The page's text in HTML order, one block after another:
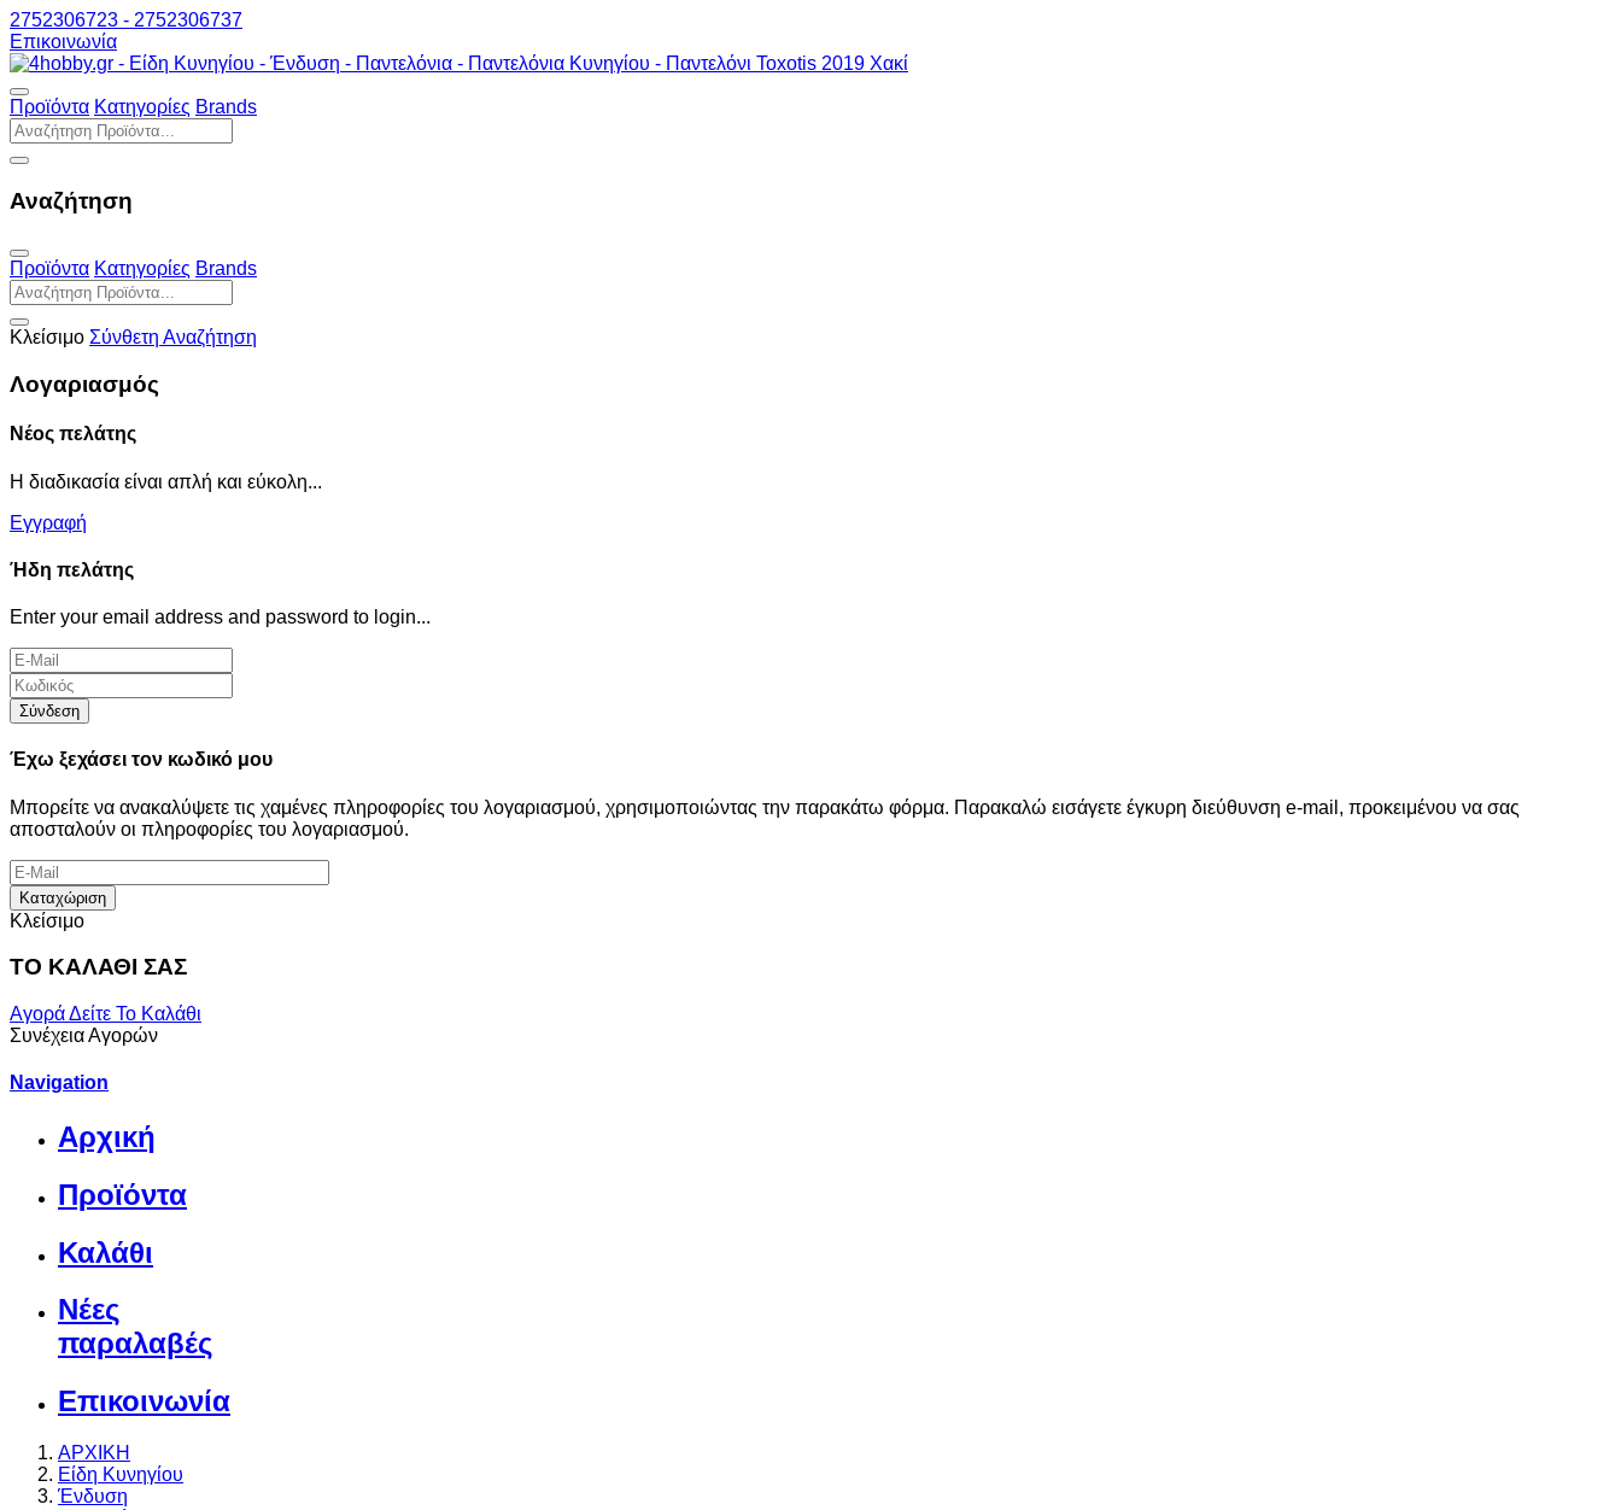
2752306723 - 2752306737
Επικοινωνία
Προϊόντα Κατηγορίες Brands
Αναζήτηση
Προϊόντα Κατηγορίες Brands
Κλείσιμο Σύνθετη Αναζήτηση
Λογαριασμός
Νέος πελάτης
Η διαδικασία είναι απλή και εύκολη...
Εγγραφή
Ήδη πελάτης
Enter your email address and password to login...
Σύνδεση
Έχω ξεχάσει τον κωδικό μου
Μπορείτε να ανακαλύψετε τις χαμένες πληροφορίες του λογαριασμού, χρησιμοποιώντας την παρακάτω φόρμα. Παρακαλώ εισάγετε έγκυρη διεύθυνση e-mail, προκειμένου να σας
αποσταλούν οι πληροφορίες του λογαριασμού.
Καταχώριση
Κλείσιμο
ΤΟ ΚΑΛΑΘΙ ΣΑΣ
ΑγοράΔείτε Το Καλάθι
Συνέχεια Αγορών
Navigation
Αρχική
Προϊόντα
Καλάθι
Νέες
παραλαβές
Επικοινωνία
ΑΡΧΙΚΗ
Είδη Κυνηγίου
Ένδυση